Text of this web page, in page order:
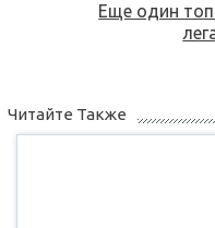
Еще один
Читайте Также